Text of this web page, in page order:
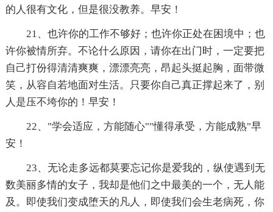
的人很有文化，但是很没教养。早安！
21、也许你的工作不够好；也许你正处在困境中；也
许你被情所弃。不论什么原因，请你在出门时，一定要把
自己打份得清清爽爽，漂漂亮亮，昂起头挺起胸，面带微
笑，从容自若地面对生活。只要你自己真正撑起来了，别
人是压不垮你的！早安！
22、"学会适应，方能随心""懂得承受，方能成熟"早
安！
23、无论走多远都莫要忘记你是爱我的，纵使遇到无
数美丽多情的女子，我却是他们之中最美的一个，无人能
及。即使我们变成堕天的凡人，即使我们会生老病死，你